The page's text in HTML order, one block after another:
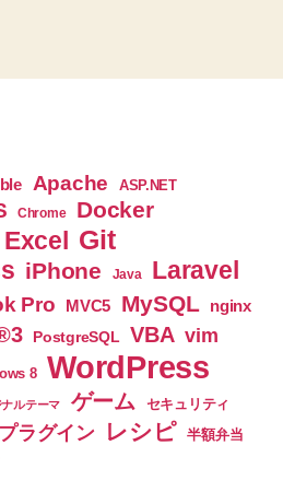
Apache ASP.NET
Chrome Docker
Excel Git
iPhone Java Laravel
Pro MVC5 MySQL nginx
PostgreSQL VBA vim
8 WordPress
ルテーマ ゲーム セキュリティ
プラグイン レシピ 半額弁当